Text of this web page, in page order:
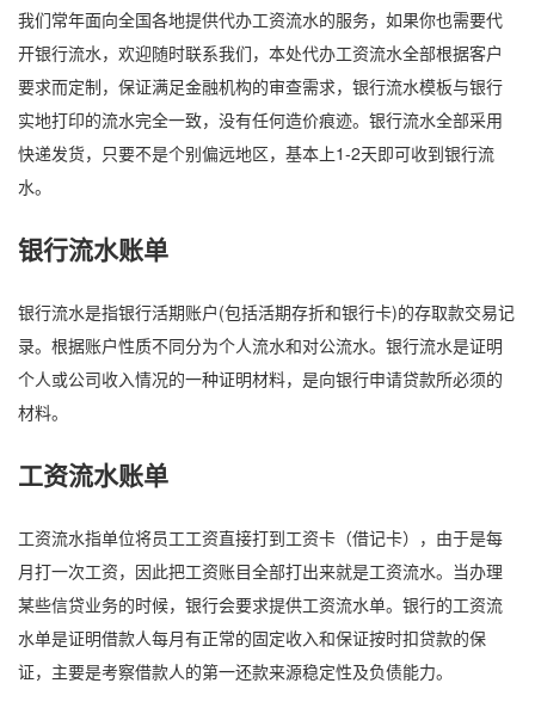
我们常年面向全国各地提供代办工资流水的服务，如果你也需要代
开银行流水，欢迎随时联系我们，本处代办工资流水全部根据客户
要求而定制，保证满足金融机构的审查需求，银行流水模板与银行
实地打印的流水完全一致，没有任何造价痕迹。银行流水全部采用
快递发货，只要不是个别偏远地区，基本上1-2天即可收到银行流
水。
银行流水账单
银行流水是指银行活期账户(包括活期存折和银行卡)的存取款交易记
录。根据账户性质不同分为个人流水和对公流水。银行流水是证明
个人或公司收入情况的一种证明材料，是向银行申请贷款所必须的
材料。
工资流水账单
工资流水指单位将员工工资直接打到工资卡（借记卡），由于是每
月打一次工资，因此把工资账目全部打出来就是工资流水。当办理
某些信贷业务的时候，银行会要求提供工资流水单。银行的工资流
水单是证明借款人每月有正常的固定收入和保证按时扣贷款的保
证，主要是考察借款人的第一还款来源稳定性及负债能力。